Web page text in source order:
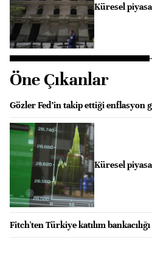
Küresel
Öne Çıkanlar
Gözler Fed’in takip ettiği enflasyon
Küresel
Fitch'ten Türkiye katılım